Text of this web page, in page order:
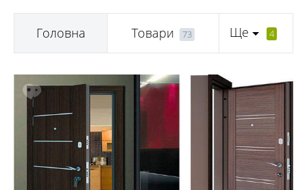
Головна Товари 73 Ще 4